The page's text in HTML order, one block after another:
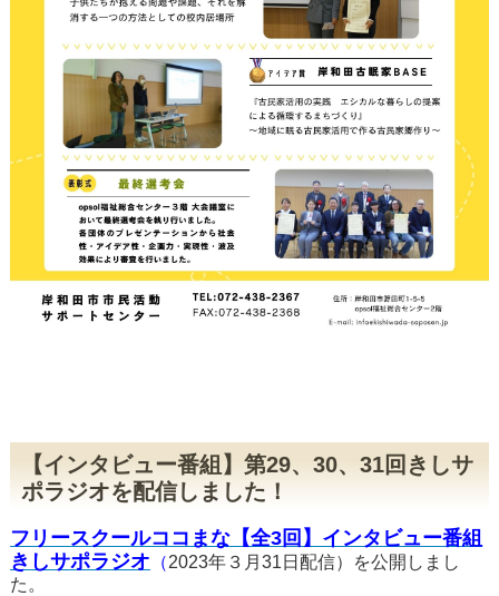
【インタビュー番組】第29、30、31回きしサ
ポラジオを配信しました！
フリ ースクールココまな【全3回】インタビュー番組
きしサポラジオ （2023年３月31日配信）を公開しまし
た。